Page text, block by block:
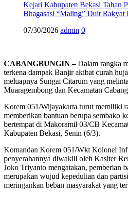
Kejari Kabupaten Bekasi Tahan
Bhagasasi “Maling” Duit
07/30/2026 admin 0
CABANGBUNGIN –Dalam rangka
terkena dampak Banjir akibat curah
meluapnya Sungai Citarum yang
Muaragembong dan Kecamatan
Korem 051/Wijayakarta turut memiliki
memberikan bantuan berupa sembako
bertempat di Makoramil 03/CB
Kabupaten Bekasi, Senin (6/3).
Komandan Korem 051/Wkt Kolonel
penyerahannya diwakili oleh Kasiter
Joko Triyanto mengatakan, pemberian
merupakan wujud kepedulian dan
meringankan beban masyarakat yang